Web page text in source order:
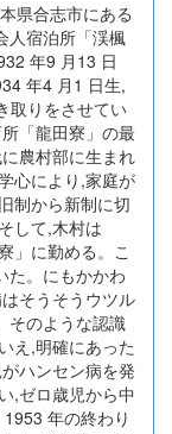
県合志市にある
人宿泊所「渓楓
年9 月13 日
年4 月1 日生,
取りをさせてい
「龍田寮」の最
農村部に生まれ
心により,家庭が
制から新制に切
して,木村は
」に勤める。こ
た。にもかかわ
そうそうウツル
そのような認識
え,明確にあった
ハンセン病を発
,ゼロ歳児から中
年の終わり